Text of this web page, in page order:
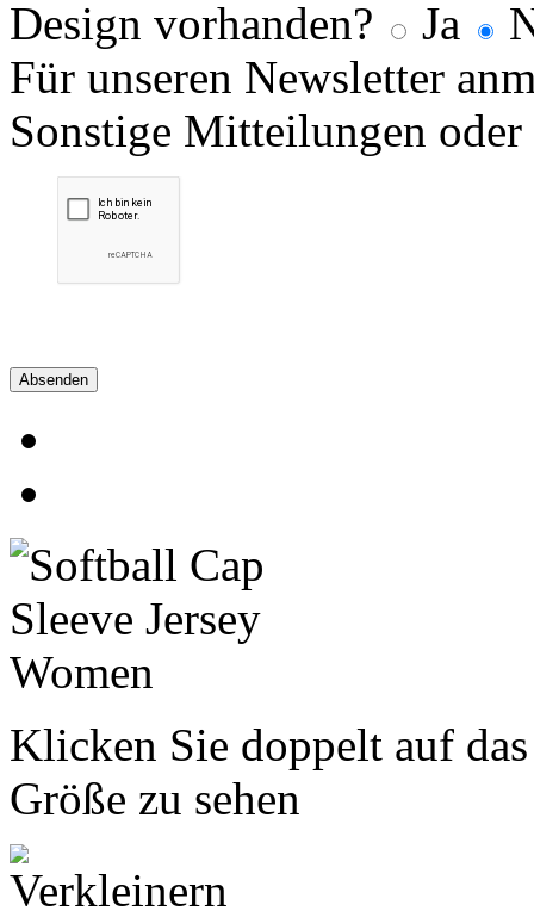
Design vorhanden? Ja
Für unseren Newsletter
Sonstige Mitteilungen oder
Absenden
Klicken Sie doppelt auf
Größe zu sehen